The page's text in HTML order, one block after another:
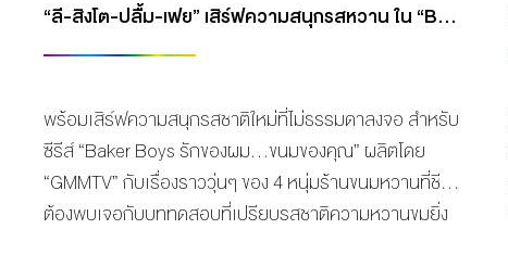
ใจคว้าลิขสิทธิ์ในการสร้างซีรีส์สุดฮอต F4 เวอร์ชั่นไทย
พร้อมเหตุผลในการเลือก บริษัท ภาพดีทวีสุข จำกัด รวมถึง
“ลี-สิงโต-ปลื้ม-เฟย” เสิร์ฟความสนุกรสหวาน ใน “BAKER BOYS รักของผม…ขนมของคุณ” เริ่ม 24 พ.ย.นี้ ทางช่อง GMM25
พร้อมเสิร์ฟความสนุกรสชาติใหม่ที่ไม่ธรรมดาลงจอ สำหรับ
ซีรีส์ “Baker Boys รักของผม…ขนมของคุณ” ผลิตโดย
“GMMTV” กับเรื่องราววุ่นๆ ของ 4 หนุ่มร้านขนมหวานที่ชีวิต
ต้องพบเจอกับบททดสอบที่เปรียบรสชาติความหวานขมยิ่ง